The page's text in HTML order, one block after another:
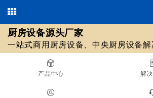
欢迎光临北京新兴荣福厨房设备有限公司，优质
厨房设备源头厂家
13911590461 /
010-69508355 / 010-
厨房设备源头厂家
一站式商用厨房设备、中央厨房设备解
产品中心 解